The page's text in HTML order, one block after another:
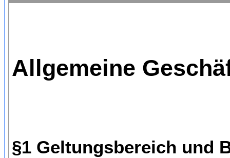
Allgemeine
§1 Geltungsbereich und